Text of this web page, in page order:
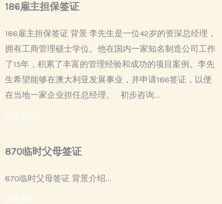
186雇主担保签证
186雇主担保签证 背景 李先生是一位42岁的资深总经理，
拥有工商管理硕士学位。他在国内一家知名制造公司工作
了15年，积累了丰富的管理经验和成功的项目案例。李先
生希望能够在澳大利亚发展事业，并申请186签证，以便
在当地一家企业担任总经理。 初步咨询...
阅读更多
870临时父母签证
870临时父母签证 背景介绍...
阅读更多